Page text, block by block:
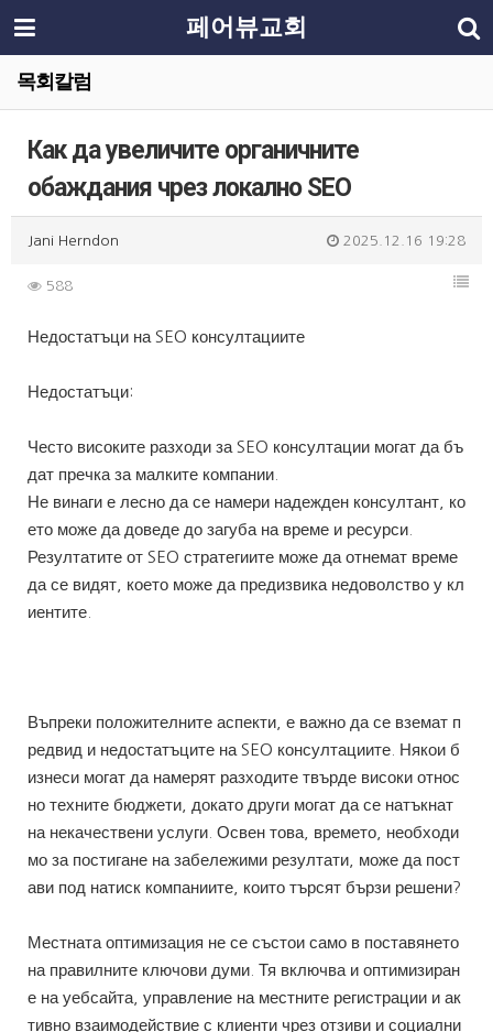
페어뷰교회
목회칼럼
Как да увеличите органичните
обаждания чрез локално SEO
Jani Herndon 2025.12.16 19:28
588
Недостатъци на SEO консултациите
Недостатъци:
Често високите разходи за SEO консултации могат да бъ
дат пречка за малките компании.
Не винаги е лесно да се намери надежден консултант, ко
ето може да доведе до загуба на време и ресурси.
Резултатите от SEO стратегиите може да отнемат време
да се видят, което може да предизвика недоволство у кл
иентите.
Въпреки положителните аспекти, е важно да се вземат п
редвид и недостатъците на SEO консултациите. Някои б
изнеси могат да намерят разходите твърде високи относ
но техните бюджети, докато други могат да се натъкнат
на некачествени услуги. Освен това, времето, необходи
мо за постигане на забележими резултати, може да пост
ави под натиск компаниите, които търсят бързи решени?
Местната оптимизация не се състои само в поставянето
на правилните ключови думи. Тя включва и оптимизиран
е на уебсайта, управление на местните регистрации и ак
тивно взаимодействие с клиенти чрез отзиви и социални